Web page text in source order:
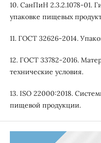
10. СанПиН 2.3.2.1078-01.
упаковке пищевых
11. ГОСТ 32626-2014.
12. ГОСТ 33782-2016.
технические условия.
13. ISO 22000:2018.
пищевой продукции.